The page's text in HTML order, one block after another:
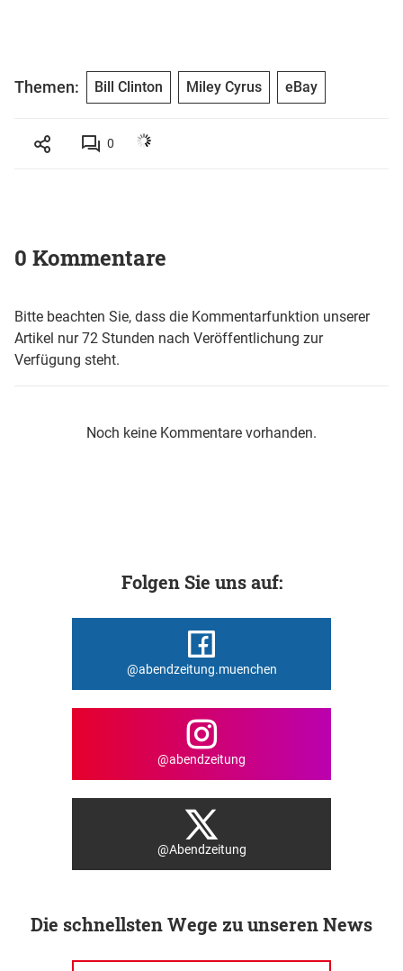
Themen: Bill Clinton Miley Cyrus eBay
0
0 Kommentare
Bitte beachten Sie, dass die Kommentarfunktion unserer
Artikel nur 72 Stunden nach Veröffentlichung zur
Verfügung steht.
Noch keine Kommentare vorhanden.
Folgen Sie uns auf:
@abendzeitung.muenchen
@abendzeitung
@Abendzeitung
Die schnellsten Wege zu unseren News